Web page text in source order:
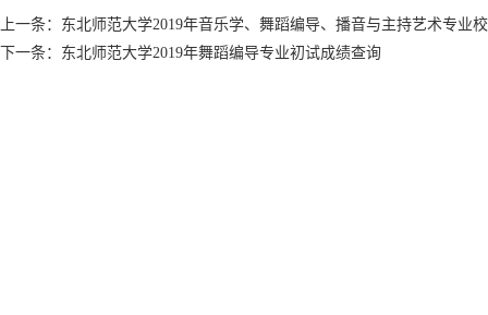
上一条： 东北师范大学2019年音乐学、舞蹈编导、播音与主持艺术专业
下一条： 东北师范大学2019年舞蹈编导专业初试成绩查询